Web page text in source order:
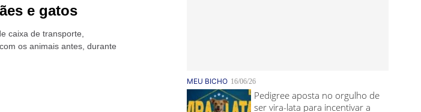
e gatos
caixa de transporte,
os animais antes, durante